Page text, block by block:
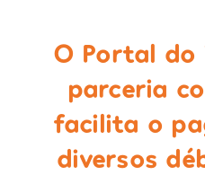
O Portal do
parceria
facilita o
diversos